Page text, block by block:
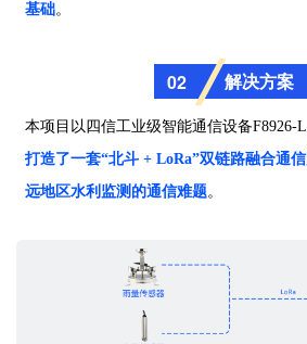
基础。
02 解决方案
本项目以四信工业级智能通信设备F8926-
打造了一套“北斗 + LoRa”双链路融合通
远地区水利监测的通信难题。